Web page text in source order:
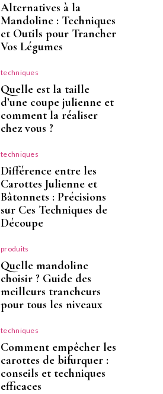
Alternatives à la
Mandoline : Techniques
et Outils pour Trancher
Vos Légumes
techniques
Quelle est la taille
d’une coupe julienne et
comment la réaliser
chez vous ?
techniques
Différence entre les
Carottes Julienne et
Bâtonnets : Précisions
sur Ces Techniques de
Découpe
produits
Quelle mandoline
choisir ? Guide des
meilleurs trancheurs
pour tous les niveaux
techniques
Comment empêcher les
carottes de bifurquer :
conseils et techniques
efficaces